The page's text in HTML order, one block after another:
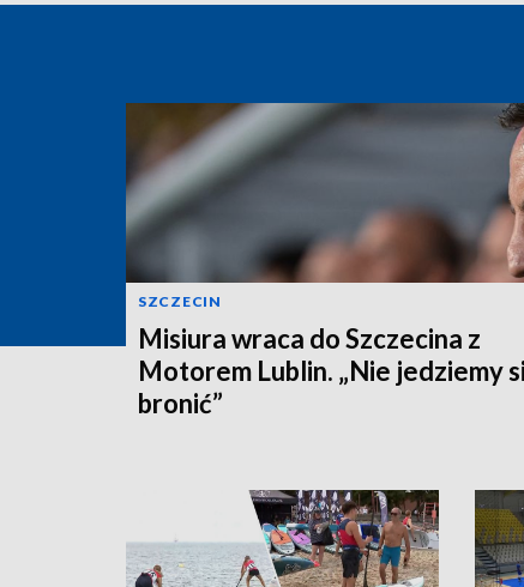
SZCZECIN
Misiura wraca do Szczecina z
Motorem Lublin. „Nie jedziemy
bronić”